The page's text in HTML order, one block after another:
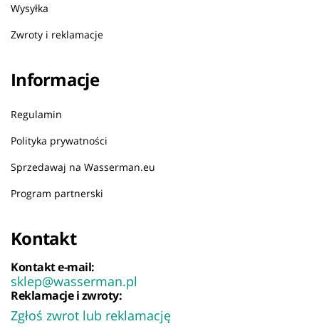
Wysyłka
Zwroty i reklamacje
Informacje
Regulamin
Polityka prywatności
Sprzedawaj na Wasserman.eu
Program partnerski
Kontakt
Kontakt e-mail:
sklep@wasserman.pl
Reklamacje i zwroty:
Zgłoś zwrot lub reklamację